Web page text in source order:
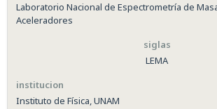
Laboratorio Nacional de Espectrometría de
Aceleradores
LEMA
Instituto de Física, UNAM